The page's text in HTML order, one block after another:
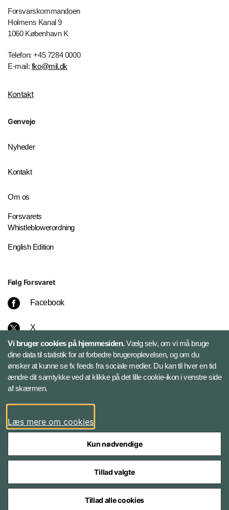
Forsvarskommandoen
Holmens Kanal 9
1060 København K
Telefon: +45 7284 0000
E-mail: fko@mil.dk
Kontakt
Genveje
Nyheder
Kontakt
Om os
Forsvarets
Whistleblowerordning
English Edition
Følg Forsvaret
Facebook
X
Instagram
Bluesky
LinkedIn
Styrelser og myndigheder under Forsvarsministeriet
Vi bruger cookies på hjemmesiden.Vælg selv, om vi må bruge
dine data til statistik for at forbedre brugeroplevelsen, og om du
ønsker at kunne se fx feeds fra sociale medier. Du kan til hver en tid
ændre dit samtykke ved at klikke på det lille cookie-ikon i venstre side
af skærmen.
Læs mere om cookies
Kun nødvendige
Tillad valgte
Tillad alle cookies